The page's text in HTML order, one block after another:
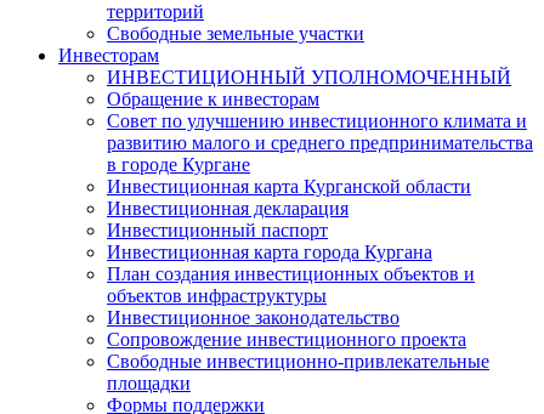
территорий
Свободные земельные участки
Инвесторам
ИНВЕСТИЦИОННЫЙ УПОЛНОМОЧЕННЫЙ
Обращение к инвесторам
Совет по улучшению инвестиционного климата и
развитию малого и среднего предпринимательства
в городе Кургане
Инвестиционная карта Курганской области
Инвестиционная декларация
Инвестиционный паспорт
Инвестиционная карта города Кургана
План создания инвестиционных объектов и
объектов инфраструктуры
Инвестиционное законодательство
Сопровождение инвестиционного проекта
Свободные инвестиционно-привлекательные
площадки
Формы поддержки